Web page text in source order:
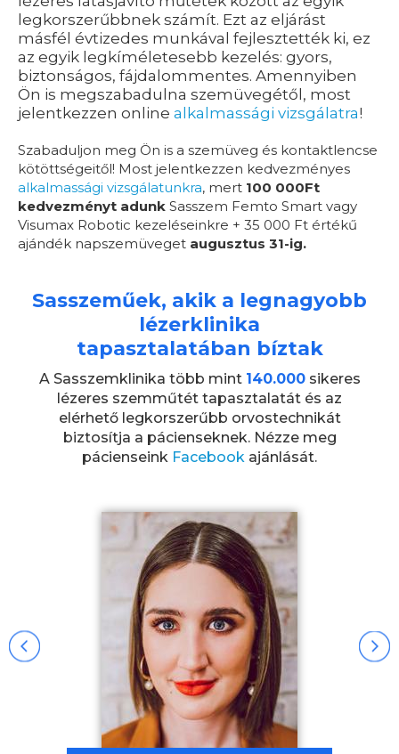
legkorszerűbbnek számít. Ezt az eljárást
másfél évtizedes munkával fejlesztették ki, ez
az egyik legkíméletesebb kezelés: gyors,
biztonságos, fájdalommentes. Amennyiben
Ön is megszabadulna szemüvegétől, most
jelentkezzen online alkalmassági vizsgálatra!
Szabaduljon meg Ön is a szemüveg és kontaktlencse
kötöttségeitől! Most jelentkezzen kedvezményes
alkalmassági vizsgálatunkra, mert 100 000Ft
kedvezményt adunk Sasszem Femto Smart vagy
Visumax Robotic kezeléseinkre + 35 000 Ft értékű
ajándék napszemüveget augusztus 31-ig.
Sasszeműek, akik a legnagyobb
lézerklinika
tapasztalatában bíztak
A Sasszemklinika több mint 140.000sikeres
lézeres szemműtét tapasztalatát és az
elérhető legkorszerűbb orvostechnikát
biztosítja a pácienseknek. Nézze meg
pácienseink Facebook ajánlását.